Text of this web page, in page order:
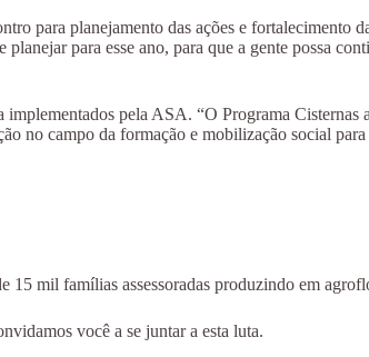
para planejamento das ações e
para esse ano, para que a gente possa
pela ASA. “O Programa
no campo da formação e mobilização social
15 mil famílias assessoradas produzindo em
você a se juntar a esta luta.